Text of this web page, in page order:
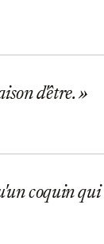
d'être.
coquin